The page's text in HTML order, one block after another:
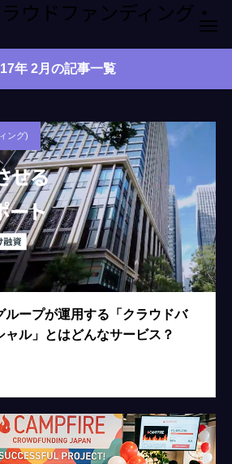
ウドファンディング・
年 2月の記事一覧
ング)
ループが運用する「クラウドバ
ャル」とはどんなサービス？